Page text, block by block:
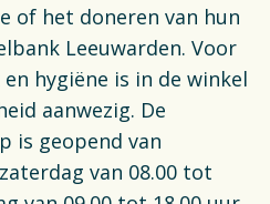
of het doneren van hun
Leeuwarden. Voor
hygiëne is in de winkel
aanwezig. De
is geopend van
van 08.00 tot